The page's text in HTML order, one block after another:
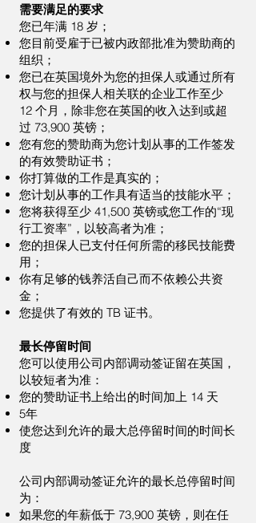
需要满足的要求
您已年满 18 岁；
您目前受雇于已被内政部批准为赞助商的
组织；
您已在英国境外为您的担保人或通过所有
权与您的担保人相关联的企业工作至少
12 个月，除非您在英国的收入达到或超
过 73,900 英镑；
您有您的赞助商为您计划从事的工作签发
的有效赞助证书；
你打算做的工作是真实的；
您计划从事的工作具有适当的技能水平；
您将获得至少 41,500 英镑或您工作的“现
行工资率”，以较高者为准；
您的担保人已支付任何所需的移民技能费
用；
你有足够的钱养活自己而不依赖公共资
金；
您提供了有效的 TB 证书。
最长停留时间
您可以使用公司内部调动签证留在英国，
以较短者为准：
您的赞助证书上给出的时间加上 14 天
5年
使您达到允许的最大总停留时间的时间长
度
公司内部调动签证允许的最长总停留时间
为：
如果您的年薪低于 73,900 英镑，则在任